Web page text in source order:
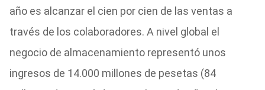
año es alcanzar el cien por cien de las ventas a
través de los colaboradores. A nivel global el
negocio de almacenamiento representó unos
ingresos de 14.000 millones de pesetas (84